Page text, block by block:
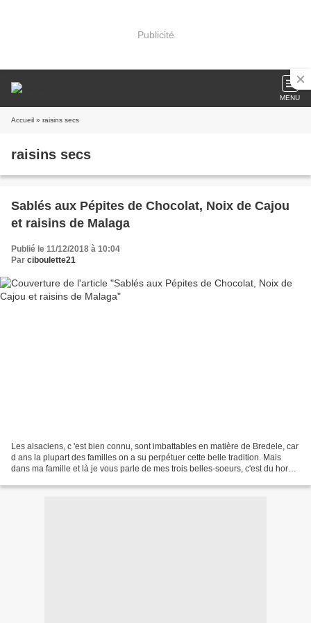
Publicité
MENU
Accueil » raisins secs
raisins secs
Sablés aux Pépites de Chocolat, Noix de Cajou
et raisins de Malaga
Publié le 11/12/2018 à 10:04
Par ciboulette21
Les alsaciens, c 'est bien connu, sont imbattables en matière de Bredele, car
d ans la plupart des familles on a su perpétuer cette belle tradition. Mais
dans ma famille et là je vous parle de mes trois belles-soeurs, c'est du hors-